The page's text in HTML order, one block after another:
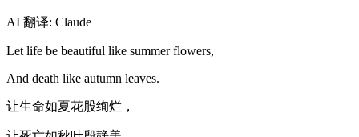
AI 翻译: Claude
Let life be beautiful like summer flowers,
And death like autumn leaves.
让生命如夏花股绚烂，